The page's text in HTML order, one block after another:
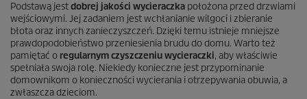
Podstawą jestdobrej jakości wycieraczka położona przed drzwiami
wejściowymi. Jej zadaniem jest wchłanianie wilgoci i zbieranie
błota oraz innych zanieczyszczeń. Dzięki temu istnieje mniejsze
prawdopodobieństwo przeniesienia brudu do domu. Warto też
pamiętać o regularnym czyszczeniu wycieraczki, aby właściwie
spełniała swoja rolę. Niekiedy konieczne jest przypominanie
domownikom o konieczności wycierania i otrzepywania obuwia, a
zwłaszcza dzieciom.